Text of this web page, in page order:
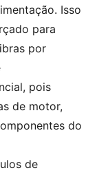
Isso
para
por
pois
de motor,
do
de